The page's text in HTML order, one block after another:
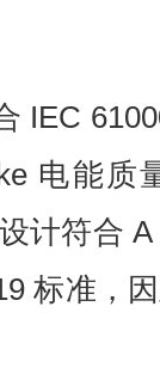
IEC
电能质
计符合
标准，